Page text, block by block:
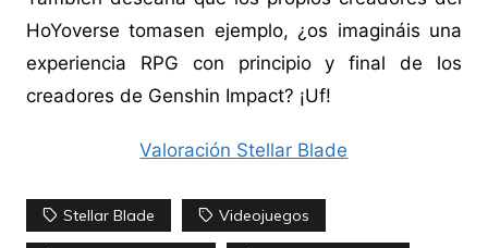
HoYoverse tomasen ejemplo, ¿os imagináis una
experiencia RPG con principio y final de los
creadores de Genshin Impact? ¡Uf!
Valoración Stellar Blade
Stellar Blade Videojuegos